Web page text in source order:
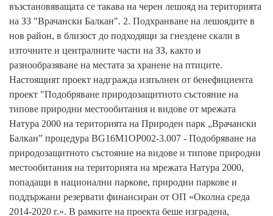
възстановяващата се такава на черен лешояд на територията
на ЗЗ "Врачански Балкан". 2. Подхранване на лешоядите в
нов район, в близост до подходящи за гнездене скали в
източните и централните части на ЗЗ, както и
разнообразяване на местата за хранене на птиците.
Настоящият проект надгражда изпълнен от бенефициента
проект "Подобряване природозащитното състояние на
типове природни местообитания и видове от мрежата
Натура 2000 на територията на Природен парк „Врачански
Балкан” процедура BG16M1OP002-3.007 - Подобряване на
природозащитното състояние на видове и типове природни
местообитания на територията на мрежата Натура 2000,
попадащи в национални паркове, природни паркове и
поддържани резервати финансиран от ОП «Околна среда
2014-2020 г.». В рамките на проекта беше изградена,